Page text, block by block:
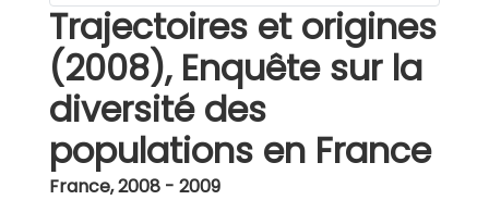
Trajectoires et origines
(2008), Enquête sur la
diversité des
populations en France
France,2008 - 2009